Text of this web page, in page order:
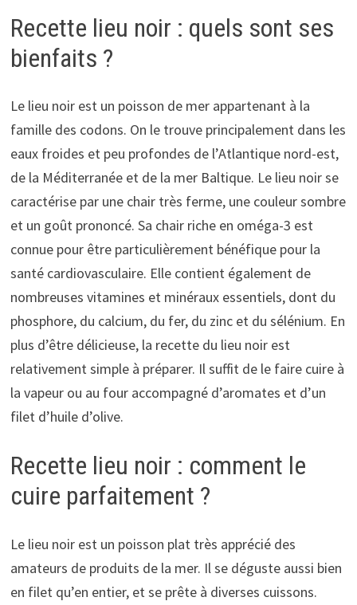
Recette lieu noir : quels sont ses
bienfaits ?
Le lieu noir est un poisson de mer appartenant à la
famille des codons. On le trouve principalement dans les
eaux froides et peu profondes de l’Atlantique nord-est,
de la Méditerranée et de la mer Baltique. Le lieu noir se
caractérise par une chair très ferme, une couleur sombre
et un goût prononcé. Sa chair riche en oméga-3 est
connue pour être particulièrement bénéfique pour la
santé cardiovasculaire. Elle contient également de
nombreuses vitamines et minéraux essentiels, dont du
phosphore, du calcium, du fer, du zinc et du sélénium. En
plus d’être délicieuse, la recette du lieu noir est
relativement simple à préparer. Il suffit de le faire cuire à
la vapeur ou au four accompagné d’aromates et d’un
filet d’huile d’olive.
Recette lieu noir : comment le
cuire parfaitement ?
Le lieu noir est un poisson plat très apprécié des
amateurs de produits de la mer. Il se déguste aussi bien
en filet qu’en entier, et se prête à diverses cuissons.